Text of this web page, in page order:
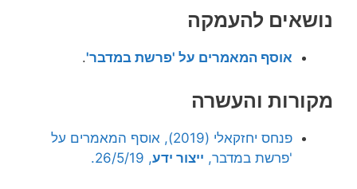
נושאים להעמקה
אוסף המאמרים על 'פרשת במדבר'.
מקורות והעשרה
פנחס יחזקאלי (2019), אוסף המאמרים על
'פרשת במדבר, ייצור ידע, 26/5/19.